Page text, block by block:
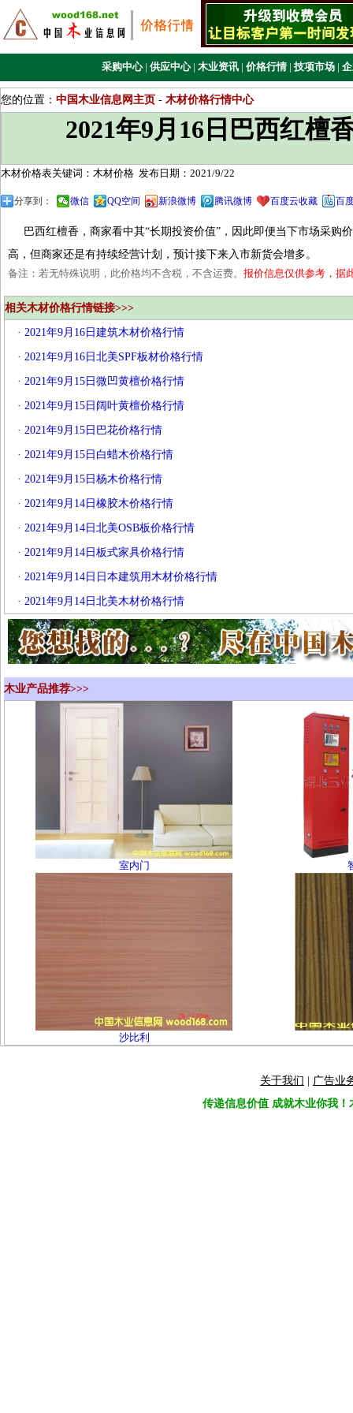
采购中心 | 供应中心 | 木业资讯 | 价格行情 | 技项市场 |
您的位置： 中国木业信息网主页 - 木材价格行情中心
2021年9月16日巴西红檀
木材价格表关键词：木材价格 发布日期：2021/9/22
分享到： 微信 QQ空间 新浪微博 腾讯微博 百度云收藏 百
巴西红檀香，商家看中其“长期投资价值”，因此即便当下市场采购
高，但商家还是有持续经营计划，预计接下来入市新货会增多。
备注：若无特殊说明，此价格均不含税，不含运费。 报价信息仅供参考，据
相关木材价格行情链接>>>
· 2021年9月16日建筑木材价格行情
· 2021年9月16日北美SPF板材价格行情
· 2021年9月15日微凹黄檀价格行情
· 2021年9月15日阔叶黄檀价格行情
· 2021年9月15日巴花价格行情
· 2021年9月15日白蜡木价格行情
· 2021年9月15日杨木价格行情
· 2021年9月14日橡胶木价格行情
· 2021年9月14日北美OSB板价格行情
· 2021年9月14日板式家具价格行情
· 2021年9月14日日本建筑用木材价格行情
· 2021年9月14日北美木材价格行情
木业产品推荐>>>
室内门
沙比利
关于我们
广告业
传递信息价值 成就木业你我